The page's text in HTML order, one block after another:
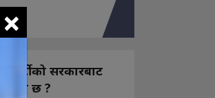
पार्टीको सरकारबाट
छ ?
×